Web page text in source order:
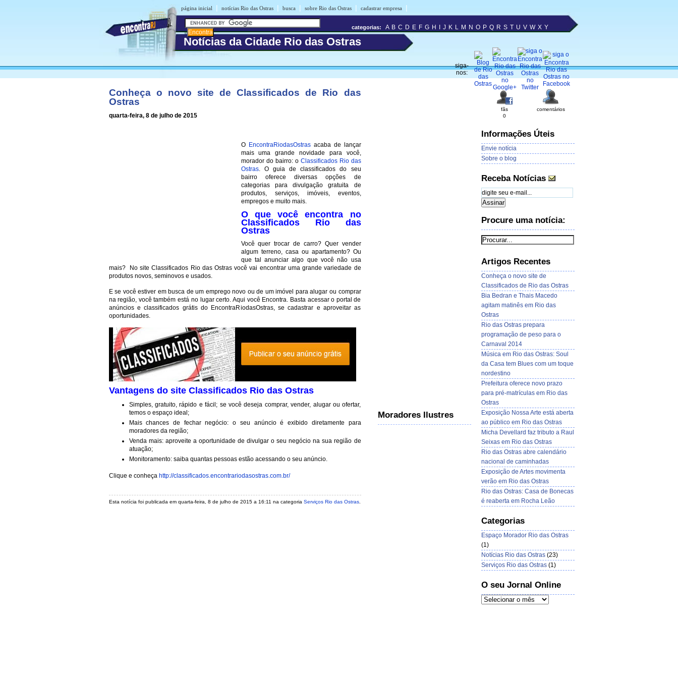
página inicial | notícias Rio das Ostras | busca | sobre Rio das Ostras | cadastrar empresa |
Notícias da Cidade Rio das Ostras
siga-
nos:
categorias: A B C D E F G H J K L M N O P Q R S T U V W X Y
Conheça o novo site de Classificados de Rio das
Ostras
quarta-feira, 8 de julho de 2015
O EncontraRiodasOstrasacaba de lançar
mais uma grande novidade para você,
morador do bairro: o Classificados Rio das
Ostras. O guia de classificados do seu
bairro oferece diversas opções de
categorias para divulgação gratuita de
produtos, serviços, imóveis, eventos,
empregos e muito mais.
O que você encontra no
Classificados Rio das
Ostras
Você quer trocar de carro? Quer vender
algum terreno, casa ou apartamento? Ou
que tal anunciar algo que você não usa
mais? No site Classificados Rio das Ostras você vai encontrar uma grande variedade de
produtos novos, seminovos e usados.
E se você estiver em busca de um emprego novo ou de um imóvel para alugar ou comprar
na região, você também está no lugar certo. Aqui você Encontra. Basta acessar o portal de
anúncios e classificados grátis do EncontraRiodasOstras, se cadastrar e aproveitar as
oportunidades.
Vantagens do site Classificados Rio das Ostras
Simples, gratuito, rápido e fácil; se você deseja comprar, vender, alugar ou ofertar,
temos o espaço ideal;
Mais chances de fechar negócio: o seu anúncio é exibido diretamente para
moradores da região;
Venda mais: aproveite a oportunidade de divulgar o seu negócio na sua região de
atuação;
Monitoramento: saiba quantas pessoas estão acessando o seu anúncio.
Clique e conheça http://classificados.encontrariodasostras.com.br/
Esta notícia foi publicada em quarta-feira, 8 de julho de 2015 a 16:11 na categoria Serviços Rio das Ostras.
Moradores Ilustres
fãs
comentários
0
Informações Úteis
Envie notícia
Sobre o blog
Receba Notícias
Procure uma notícia:
Artigos Recentes
Conheça o novo site de
Classificados de Rio das Ostras
Bia Bedran e Thais Macedo
agitam matinês em Rio das
Ostras
Rio das Ostras prepara
programação de peso para o
Carnaval 2014
Música em Rio das Ostras: Soul
da Casa tem Blues com um toque
nordestino
Prefeitura oferece novo prazo
para pré-matrículas em Rio das
Ostras
Exposição Nossa Arte está aberta
ao público em Rio das Ostras
Micha Devellard faz tributo a Raul
Seixas em Rio das Ostras
Rio das Ostras abre calendário
nacional de caminhadas
Exposição de Artes movimenta
verão em Rio das Ostras
Rio das Ostras: Casa de Bonecas
é reaberta em Rocha Leão
Categorias
Espaço Morador Rio das Ostras
(1)
Notícias Rio das Ostras(23)
Serviços Rio das Ostras(1)
O seu Jornal Online